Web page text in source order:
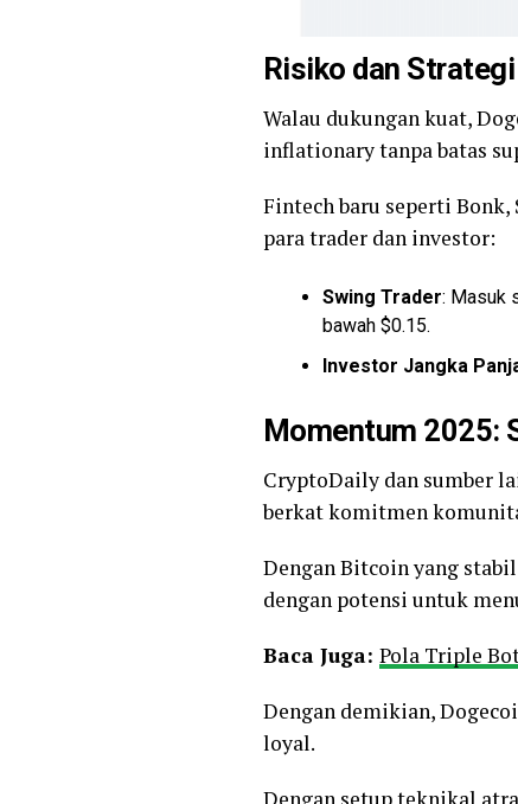
Risiko dan
Walau dukungan kuat,
inflationary tanpa batas
Fintech baru seperti Bonk,
para trader dan investor:
Swing Trader: Masuk
bawah $0.15.
Investor Jangka
Momentum 2025:
CryptoDaily dan sumber
berkat komitmen
Dengan Bitcoin yang
dengan potensi untuk
Baca Juga: Pola Triple
Dengan demikian,
loyal.